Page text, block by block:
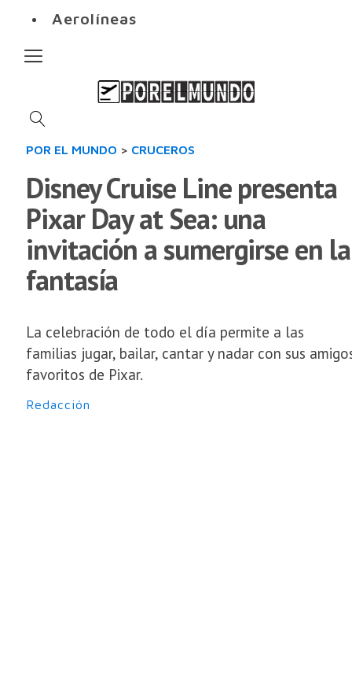
Aerolíneas
POR EL MUNDO > CRUCEROS
Disney Cruise Line presenta
Pixar Day at Sea: una
invitación a sumergirse en la
fantasía
La celebración de todo el día permite a las
familias jugar, bailar, cantar y nadar con sus
favoritos de Pixar.
Redacción